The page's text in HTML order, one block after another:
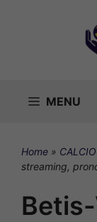
MENU
Home » CALCIO
streaming,